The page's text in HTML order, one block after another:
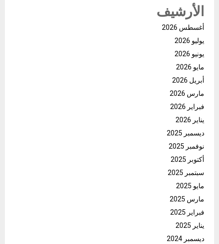
الأرشيف
أغسطس 2026
يوليو 2026
يونيو 2026
مايو 2026
أبريل 2026
مارس 2026
فبراير 2026
يناير 2026
ديسمبر 2025
نوفمبر 2025
أكتوبر 2025
سبتمبر 2025
مايو 2025
مارس 2025
فبراير 2025
يناير 2025
ديسمبر 2024